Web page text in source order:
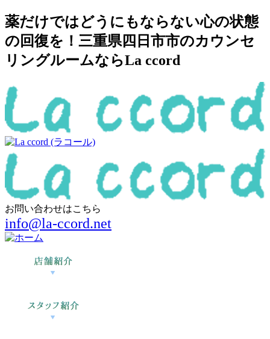
薬だけではどうにもならない心の状態
の回復を！三重県四日市市のカウンセ
リングルームならLa ccord
お問い合わせはこちら
info@la-ccord.net